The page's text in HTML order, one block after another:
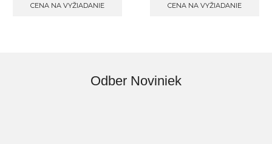
CENA NA VYŽIADANIE CENA NA VYŽIADANIE
Odber Noviniek